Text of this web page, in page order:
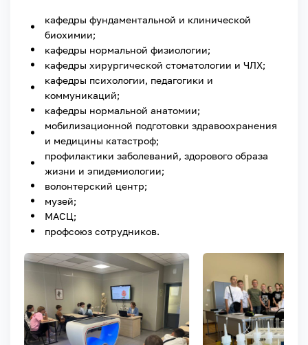
кафедры фундаментальной и клинической
биохимии;
кафедры нормальной физиологии;
кафедры хирургической стоматологии и ЧЛХ;
кафедры психологии, педагогики и
коммуникаций;
кафедры нормальной анатомии;
мобилизационной подготовки здравоохранения
и медицины катастроф;
профилактики заболеваний, здорового образа
жизни и эпидемиологии;
волонтерский центр;
музей;
МАСЦ;
профсоюз сотрудников.